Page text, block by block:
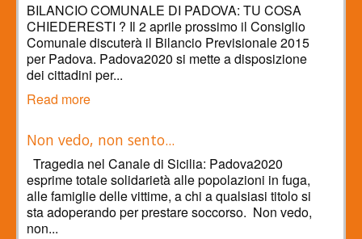
BILANCIO COMUNALE DI PADOVA: TU COSA
CHIEDERESTI ? Il 2 aprile prossimo il Consiglio
Comunale discuterà il Bilancio Previsionale 2015
per Padova. Padova2020 si mette a disposizione
dei cittadini per...
Read more
Non vedo, non sento...
Tragedia nel Canale di Sicilia: Padova2020
esprime totale solidarietà alle popolazioni in fuga,
alle famiglie delle vittime, a chi a qualsiasi titolo si
sta adoperando per prestare soccorso. Non vedo,
non...